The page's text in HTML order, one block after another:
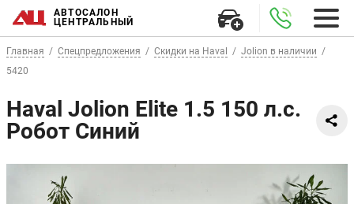
АВТОСАЛОН
ЦЕНТРАЛЬНЫЙ
Главная Спецпредложения Скидки на Haval
Jolion в наличии
5420
Haval Jolion Elite 1.5 150 л.с.
Робот Синий